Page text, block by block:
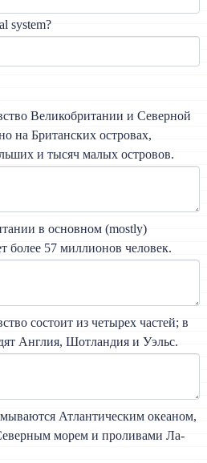
system?
Великобритании и Северной
на Британских островах,
и тысяч малых островов.
в основном (mostly)
более 57 миллионов человек.
состоит из четырех частей; в
Англия, Шотландия и Уэльс.
Атлантическим океаном,
морем и проливами Ла-